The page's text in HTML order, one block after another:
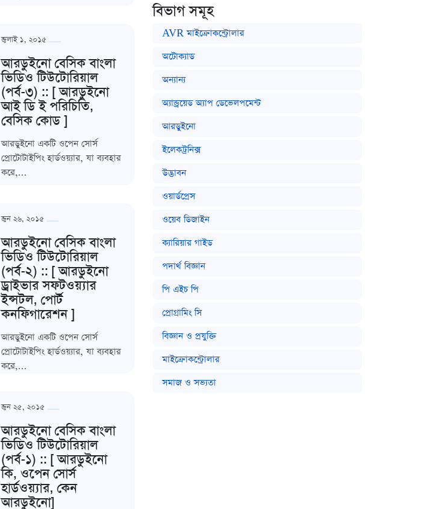
জুলাই ১, ২০১৫
আরডুইনো বেসিক বাংলা
ভিডিও টিউটোরিয়াল
(পর্ব-৩) :: [ আরডুইনো
আই ডি ই পরিচিতি,
বেসিক কোড ]
আরডুইনো একটি ওপেন সোর্স
প্রোটোটাইপিং হার্ডওয়্যার, যা ব্যবহার
করে,...
জুন ২৬, ২০১৫
আরডুইনো বেসিক বাংলা
ভিডিও টিউটোরিয়াল
(পর্ব-২) :: [ আরডুইনো
ড্রাইভার সফটওয়্যার
ইন্সটল, পোর্ট
কনফিগারেশন ]
আরডুইনো একটি ওপেন সোর্স
প্রোটোটাইপিং হার্ডওয়্যার, যা ব্যবহার
করে,...
জুন ২৫, ২০১৫
আরডুইনো বেসিক বাংলা
ভিডিও টিউটোরিয়াল
(পর্ব-১) :: [ আরডুইনো
কি, ওপেন সোর্স
হার্ডওয়্যার, কেন
আরডুইনো]
বিভাগ সমূহ
AVR মাইক্রোকন্ট্রোলার
অটোক্যাড
অন্যান্য
অ্যান্ড্রয়েড অ্যাপ ডেভেলপমেন্ট
আরডুইনো
ইলেকট্রনিক্স
উদ্ভাবন
ওয়ার্ডপ্রেস
ওয়েব ডিজাইন
ক্যারিয়ার গাইড
পদার্থ বিজ্ঞান
পি এইচ পি
প্রোগ্রামিং সি
বিজ্ঞান ও প্রযুক্তি
মাইক্রোকন্ট্রোলার
সমাজ ও সভ্যতা